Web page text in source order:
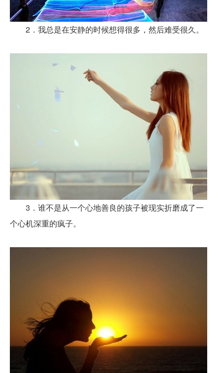
2．我总是在安静的时候想得很多，然后难受很久。
3．谁不是从一个心地善良的孩子被现实折磨成了一
个心机深重的疯子。